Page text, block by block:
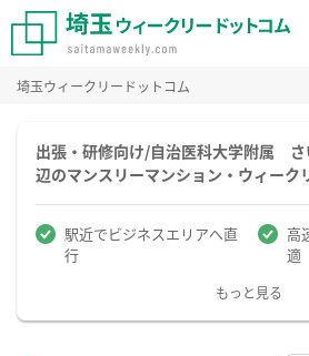
埼玉ウィークリードットコム
出張・研修向け/自治医科大学附属 さ
辺のマンスリーマンション・ウィーク
駅近でビジネスエリアへ直
行
高
適
もっと見る